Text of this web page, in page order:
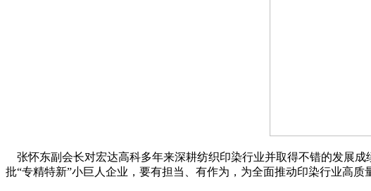
张怀东副会长对宏达高科多年来深耕纺织印染行业并取得不错的发展
批“专精特新”小巨人企业，要有担当、有作为，为全面推动印染行业高质